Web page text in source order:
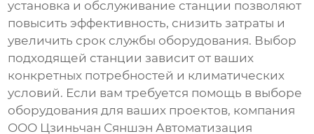
установка и обслуживание станции позволяют
повысить эффективность, снизить затраты и
увеличить срок службы оборудования. Выбор
подходящей станции зависит от ваших
конкретных потребностей и климатических
условий. Если вам требуется помощь в выборе
оборудования для ваших проектов, компания
ООО Цзиньчан Сяншэн Автоматизация